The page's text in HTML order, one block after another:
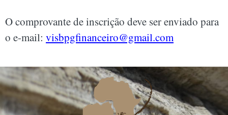
O comprovante de inscrição deve ser enviado para
o e-mail: visbpgfinanceiro@gmail.com